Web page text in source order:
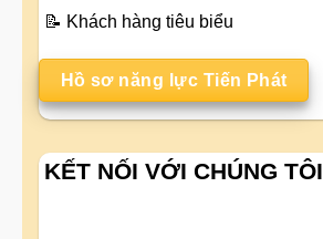
📝 Khách hàng tiêu biểu
Hồ sơ năng lực Tiến Phát
KẾT NỐI VỚI CHÚNG TÔI